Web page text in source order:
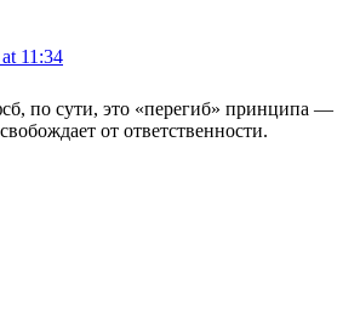
11:34
по сути, это «перегиб» принципа —
от ответственности.